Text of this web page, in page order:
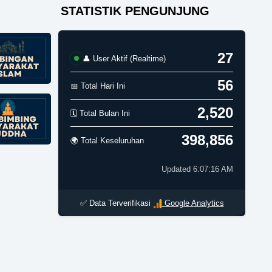
STATISTIK PENGUNJUNG
👤 User Aktif (Realtime) 27
📅 Total Hari Ini 56
🗓️ Total Bulan Ini 2,520
🌍 Total Keseluruhan 398,856
Updated 6:07:16 AM
✅ Data Terverifikasi Google Analytics